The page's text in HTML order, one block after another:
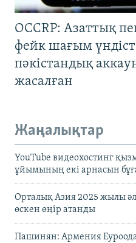
OCCRP: Азаттық
фейк шағым
пәкістандық
жасалған
Жаңалықтар
YouTube видеохостинг
ұйымының екі арнасын
Орталық Азия 2025 жылы
өскен өңір атанды
Пашинян: Армения